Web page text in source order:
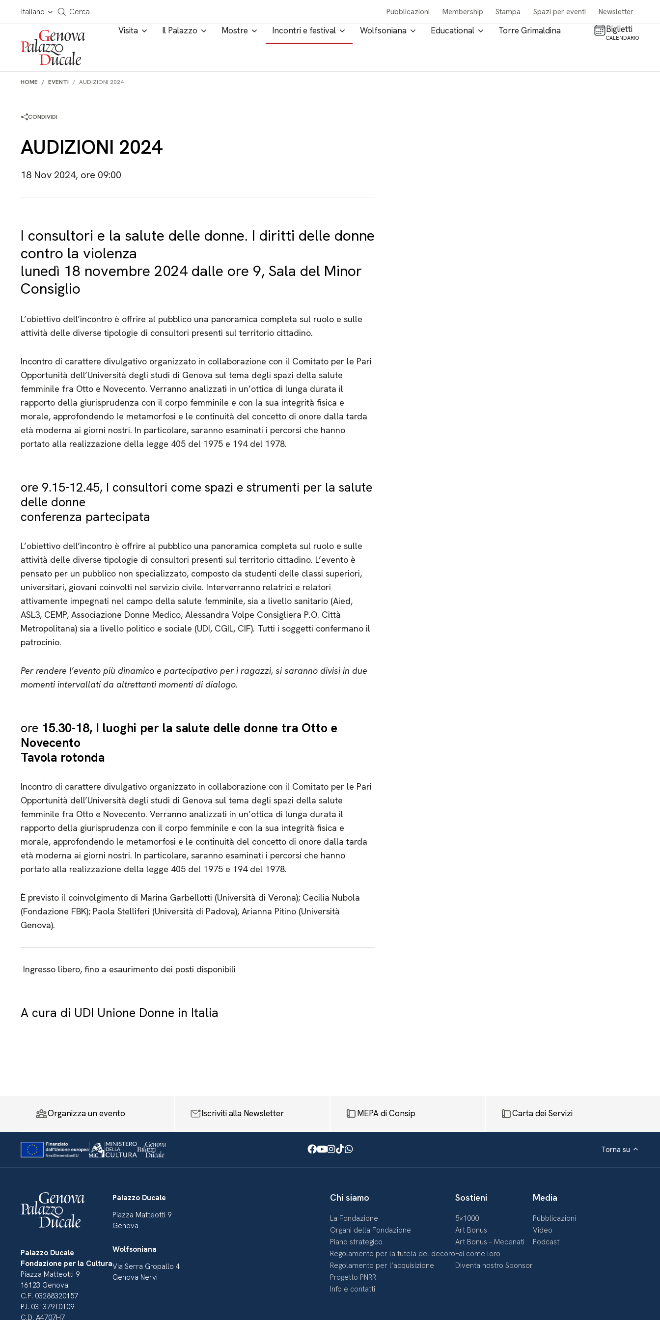
Salta al contenuto
Italiano
Cerca in tutto il sito
Cerca Pubblicazioni Membership Stampa Spazi per eventi Newsletter
Visita Il Palazzo Mostre Incontri e festival Wolfsoniana Educational Torre Grimaldina Biglietti
CALENDARIO
HOME EVENTI AUDIZIONI 2024
CONDIVIDI
AUDIZIONI 2024
18 Nov 2024, ore 09:00
I consultori e la salute delle donne. I diritti delle donne
contro la violenza
lunedì 18 novembre 2024 dalle ore 9, Sala del Minor
Consiglio
L’obiettivo dell’incontro è offrire al pubblico una panoramica completa sul ruolo e sulle
attività delle diverse tipologie di consultori presenti sul territorio cittadino.
Incontro di carattere divulgativo organizzato in collaborazione con il Comitato per le Pari
Opportunità dell’Università degli studi di Genova sul tema degli spazi della salute
femminile fra Otto e Novecento. Verranno analizzati in un’ottica di lunga durata il
rapporto della giurisprudenza con il corpo femminile e con la sua integrità fisica e
morale, approfondendo le metamorfosi e le continuità del concetto di onore dalla tarda
età moderna ai giorni nostri. In particolare, saranno esaminati i percorsi che hanno
portato alla realizzazione della legge 405 del 1975 e 194 del 1978.
ore 9.15-12.45, I consultori come spazi e strumenti per la salute
delle donne
conferenza partecipata
L’obiettivo dell’incontro è offrire al pubblico una panoramica completa sul ruolo e sulle
attività delle diverse tipologie di consultori presenti sul territorio cittadino. L’evento è
pensato per un pubblico non specializzato, composto da studenti delle classi superiori,
universitari, giovani coinvolti nel servizio civile. Interverranno relatrici e relatori
attivamente impegnati nel campo della salute femminile, sia a livello sanitario (Aied,
ASL3, CEMP, Associazione Donne Medico, Alessandra Volpe Consigliera P.O. Città
Metropolitana) sia a livello politico e sociale (UDI, CGIL, CIF). Tutti i soggetti confermano il
patrocinio.
Per rendere l’evento più dinamico e partecipativo per i ragazzi, si saranno divisi in due
momenti intervallati da altrettanti momenti di dialogo.
ore 15.30-18, I luoghi per la salute delle donne tra Otto e
Novecento
Tavola rotonda
Incontro di carattere divulgativo organizzato in collaborazione con il Comitato per le Pari
Opportunità dell’Università degli studi di Genova sul tema degli spazi della salute
femminile fra Otto e Novecento. Verranno analizzati in un’ottica di lunga durata il
rapporto della giurisprudenza con il corpo femminile e con la sua integrità fisica e
morale, approfondendo le metamorfosi e le continuità del concetto di onore dalla tarda
età moderna ai giorni nostri. In particolare, saranno esaminati i percorsi che hanno
portato alla realizzazione della legge 405 del 1975 e 194 del 1978.
È previsto il coinvolgimento di Marina Garbellotti (Università di Verona); Cecilia Nubola
(Fondazione FBK); Paola Stelliferi (Università di Padova), Arianna Pitino (Università
Genova).
Ingresso libero, fino a esaurimento dei posti disponibili
A cura di UDI Unione Donne in Italia
Organizza un evento Iscriviti alla Newsletter MEPA di Consip Carta dei Servizi
Facebook
Youtube
Instagram
TikTok
WhatsApp Torna su
Palazzo Ducale
Fondazione per la Cultura
Piazza Matteotti 9
16123 Genova
C.F. 03288320157
P.I. 03137910109
C.D. A4707H7
Palazzo Ducale
Piazza Matteotti 9
Genova
Wolfsoniana
Via Serra Gropallo 4
Genova Nervi
Chi siamo
La Fondazione
Organi della Fondazione
Piano strategico
Regolamento per la tutela del decoro
Regolamento per l’acquisizione
Progetto PNRR
Info e contatti
Sostieni
5×1000
Art Bonus
Art Bonus – Mecenati
Fai come loro
Diventa nostro Sponsor
Media
Pubblicazioni
Video
Podcast